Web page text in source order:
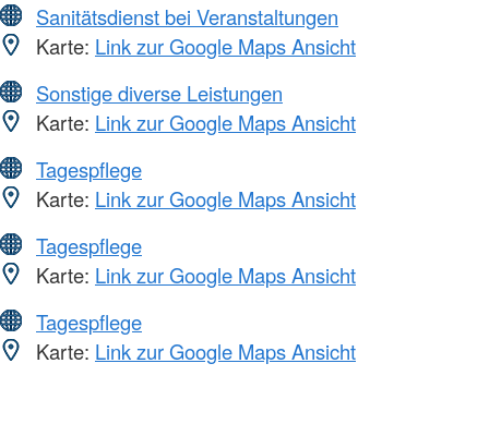
Sanitätsdienst bei Veranstaltungen
Karte: Link zur Google Maps Ansicht
Sonstige diverse Leistungen
Karte: Link zur Google Maps Ansicht
Tagespflege
Karte: Link zur Google Maps Ansicht
Tagespflege
Karte: Link zur Google Maps Ansicht
Tagespflege
Karte: Link zur Google Maps Ansicht